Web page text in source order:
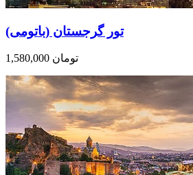
تور گرجستان (باتومی)
1,580,000 تومان